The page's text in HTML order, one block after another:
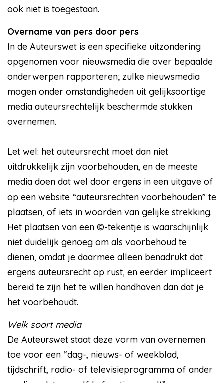
ook niet is toegestaan.
Overname van pers door pers
In de Auteurswet is een specifieke uitzondering
opgenomen voor nieuwsmedia die over bepaalde
onderwerpen rapporteren; zulke nieuwsmedia
mogen onder omstandigheden uit gelijksoortige
media auteursrechtelijk beschermde stukken
overnemen.
Let wel: het auteursrecht moet dan niet
uitdrukkelijk zijn voorbehouden, en de meeste
media doen dat wel door ergens in een uitgave of
op een website “auteursrechten voorbehouden” te
plaatsen, of iets in woorden van gelijke strekking.
Het plaatsen van een ©-tekentje is waarschijnlijk
niet duidelijk genoeg om als voorbehoud te
dienen, omdat je daarmee alleen benadrukt dat
ergens auteursrecht op rust, en eerder impliceert
bereid te zijn het te willen handhaven dan dat je
het voorbehoudt.
Welk soort media
De Auteurswet staat deze vorm van overnemen
toe voor een “dag-, nieuws- of weekblad,
tijdschrift, radio- of televisieprogramma of ander